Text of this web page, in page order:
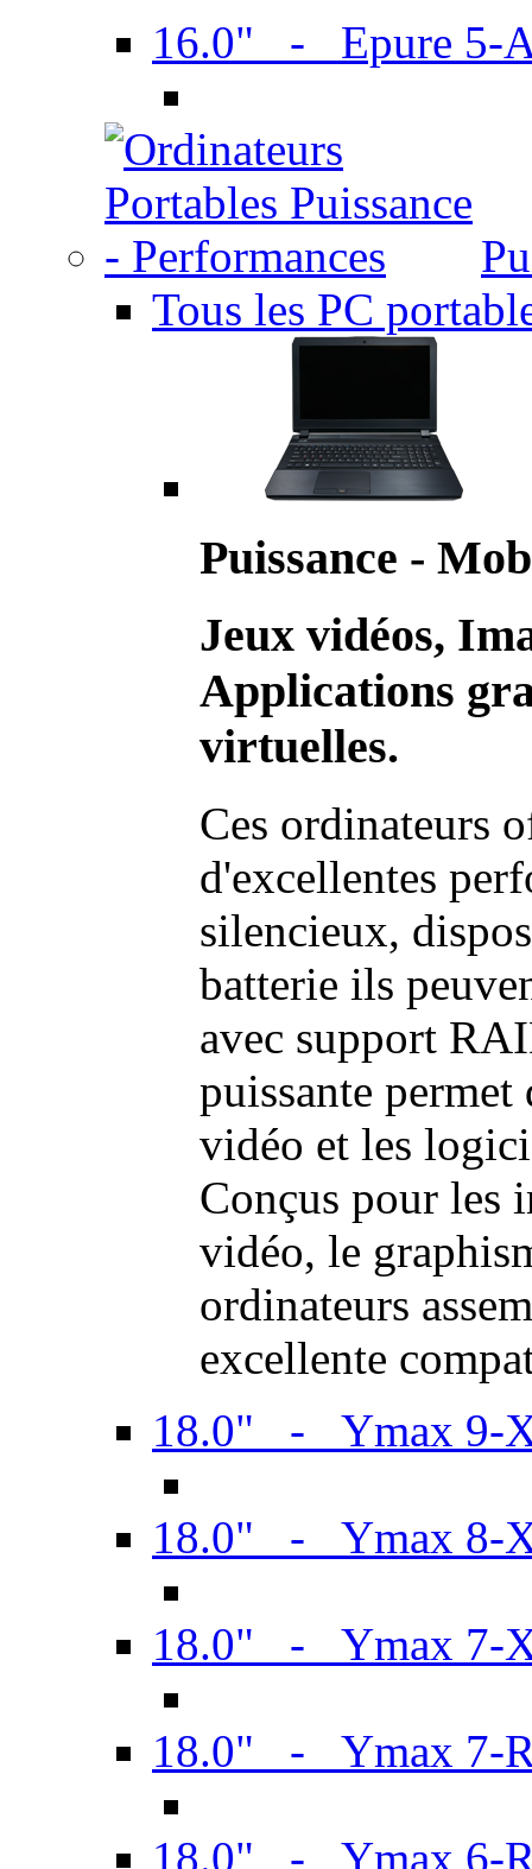
16.0" - Epure 5-
Tous les PC
Puissance -
Jeux vidéos,
Applications
virtuelles.
Ces ordinateurs
d'excellentes
silencieux,
batterie ils
avec support
puissante permet
vidéo et les
Conçus pour les
vidéo, le
ordinateurs
excellente
18.0" - Ymax 9-
18.0" - Ymax 8-
18.0" - Ymax 7-
18.0" - Ymax 7-
18.0" - Ymax 6-